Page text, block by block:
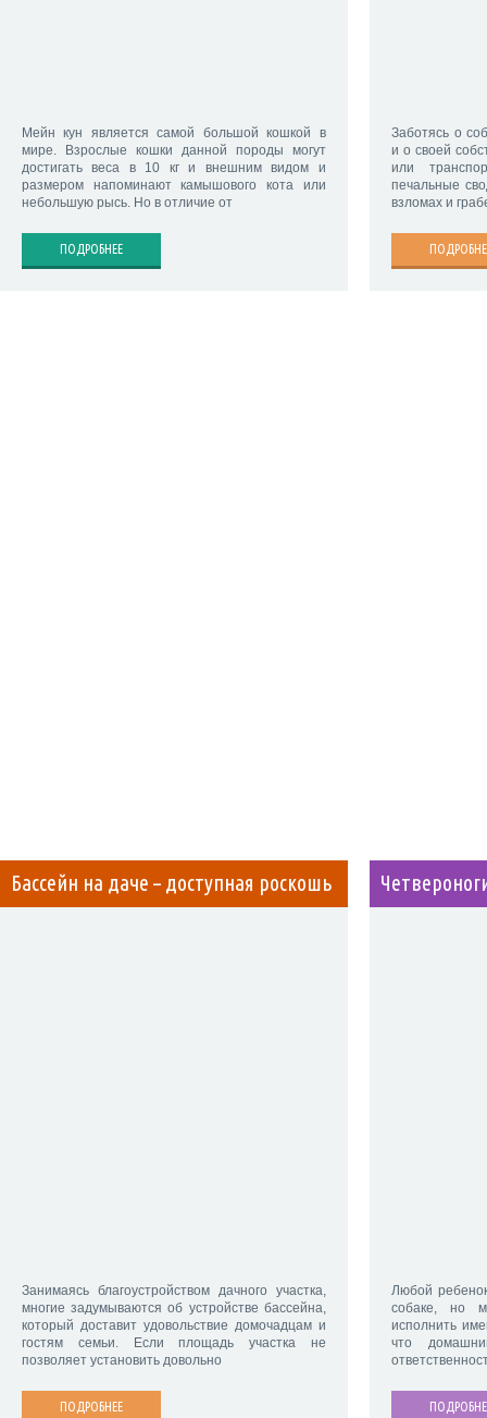
Мейн кун является самой большой кошкой в
мире. Взрослые кошки данной породы могут
достигать веса в 10 кг и внешним видом и
размером напоминают камышового кота или
небольшую рысь. Но в отличие от
ПОДРОБНЕЕ
Заботясь о
и о своей
или
печальные
взломах и
Бассейн на даче – доступная роскошь
Занимаясь благоустройством дачного участка,
многие задумываются об устройстве бассейна,
который доставит удовольствие домочадцам и
гостям семьи. Если площадь участка не
позволяет установить довольно
ПОДРОБНЕЕ
Любой
собаке, но
исполнить
что